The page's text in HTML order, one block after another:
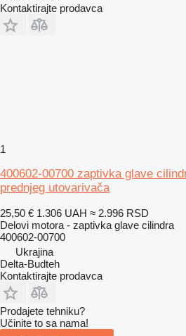
Kontaktirajte prodavca
1
400602-00700 zaptivka glave
prednjeg utovarivača
25,50 € 1.306 UAH ≈ 2.996 RSD
Delovi motora - zaptivka glave cilindra
400602-00700
Ukrajina
Delta-Budteh
Kontaktirajte prodavca
Prodajete tehniku?
Učinite to sa nama!